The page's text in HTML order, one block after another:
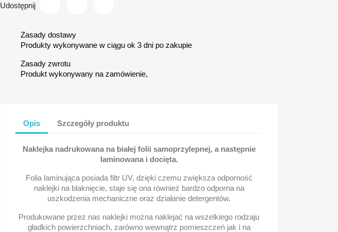
Udostępnij
Zasady dostawy
Produkty wykonywane w ciągu ok 3 dni po zakupie
Zasady zwrotu
Produkt wykonywany na zamówienie,
Opis Szczegóły produktu
Naklejka nadrukowana na białej folii samoprzylepnej, a następnie
laminowana i docięta.
Folia laminująca posiada filtr UV, dzięki czemu zwiększa odporność
naklejki na blaknięcie, staje się ona również bardzo odporna na
uszkodzenia mechaniczne oraz działanie detergentów.
Produkowane przez nas naklejki można naklejać na wszelkiego rodzaju
gładkich powierzchniach, zarówno wewnątrz pomieszczeń jak i na